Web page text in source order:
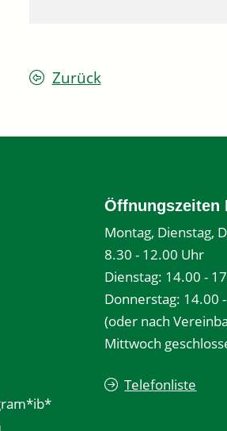
Zurück
Öffnungszeiten
Montag, Dienstag,
8.30 - 12.00 Uhr
Dienstag: 14.00 -
Donnerstag: 14.00
(oder nach
Mittwoch
Telefonliste